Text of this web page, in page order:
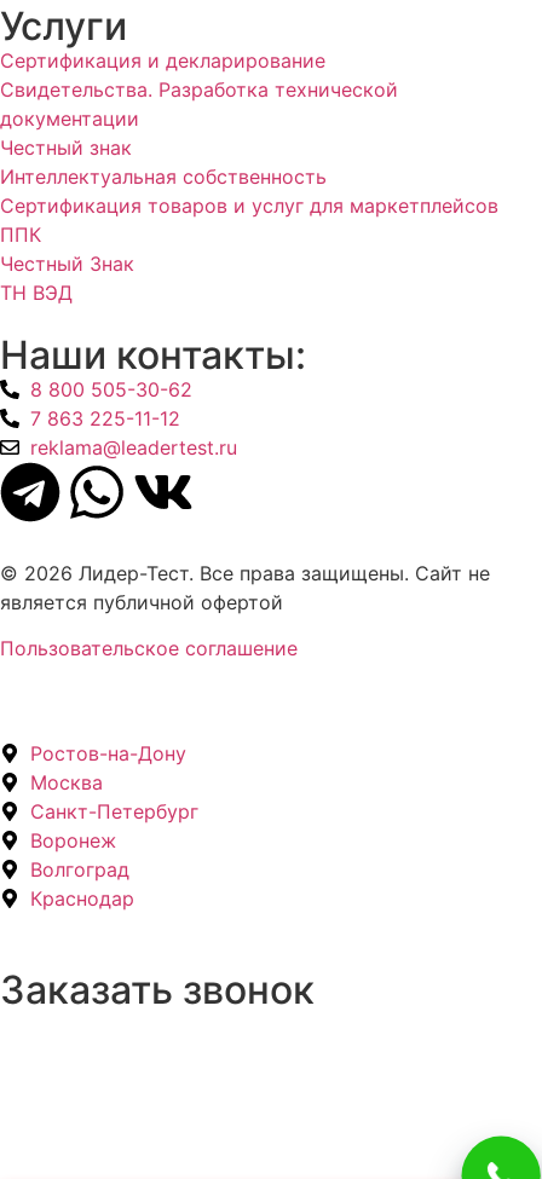
Услуги
Сертификация и декларирование
Свидетельства. Разработка технической
документации
Честный знак
Интеллектуальная собственность
Сертификация товаров и услуг для маркетплейсов
ППК
Честный Знак
ТН ВЭД
Наши контакты:
8 800 505-30-62
7 863 225-11-12
reklama@leadertest.ru
© 2026 Лидер-Тест. Все права защищены. Сайт не
является публичной офертой
Пользовательское соглашение
Ростов-на-Дону
Москва
Санкт-Петербург
Воронеж
Волгоград
Краснодар
Заказать звонок